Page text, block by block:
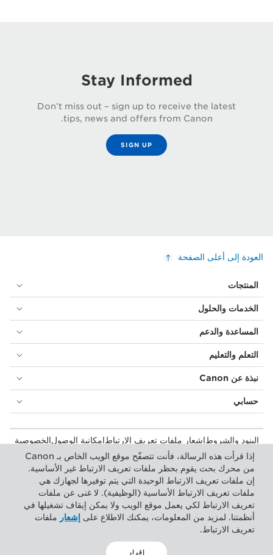
Stay Informed
Don’t miss out – sign up to receive the latest
tips, news and offers from Canon.
SIGN UP
إذا قرأت هذه الرسالة، فأنت تتصفّح موقع الويب الخاص بـ Canon
من محرك بحث يقوم بحظر ملفات تعريف الارتباط غير الأساسية.
إن ملفات تعريف الارتباط الوحيدة التي يتم توفيرها لجهازك هي
ملفات تعريف الارتباط الأساسية (الوظيفية). لا غنى عن ملفات
تعريف الارتباط لكي يعمل موقع الويب ولا يمكن إيقاف تشغيلها في
أنظمتنا. لمزيد من المعلومات، يمكنك الاطلاع على إشعار ملفات
تعريف الارتباط.
إقرار
العودة إلى أعلى الصفحة
المنتجات
الخدمات والحلول
المساعدة والدعم
التعلم والتعليم
نبذة عن Canon
حسابي
البنود والشروطإشعار ملفات تعريف الارتباطإمكانية الوصولالخصوصية
بيان أشكال الرق المعاصرة (PDF)
المستهلك: مكان الشراء
الأعمال التجارية: أماكن الشراءإعدادات ملفات تعريف الارتباط
Canon Central and North Africa